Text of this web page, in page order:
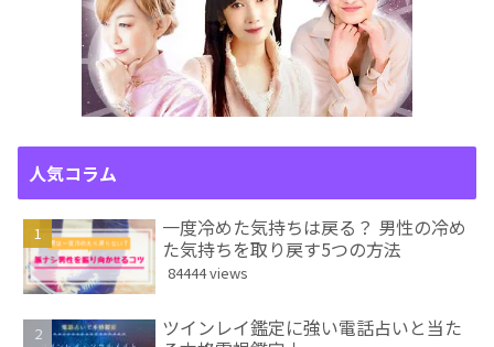
人気コラム
一度冷めた気持ちは戻る？ 男性の冷め
た気持ちを取り戻す5つの方法
84444 views
ツインレイ鑑定に強い電話占いと当た